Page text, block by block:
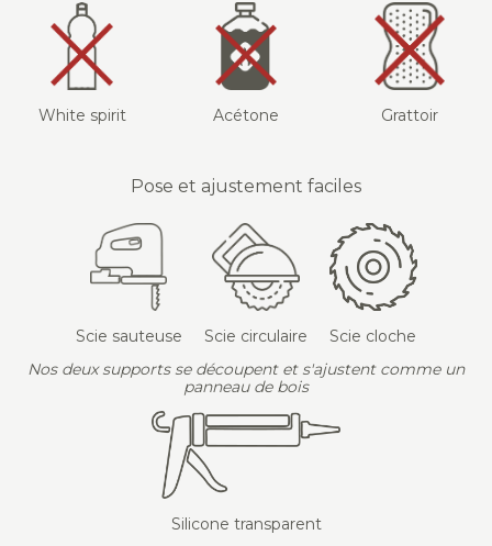
White spirit Acétone Grattoir
Pose et ajustement faciles
Scie sauteuse Scie circulaire
Scie cloche
Nos deux supports se découpent et s'ajustent comme un
panneau de bois
Silicone transparent